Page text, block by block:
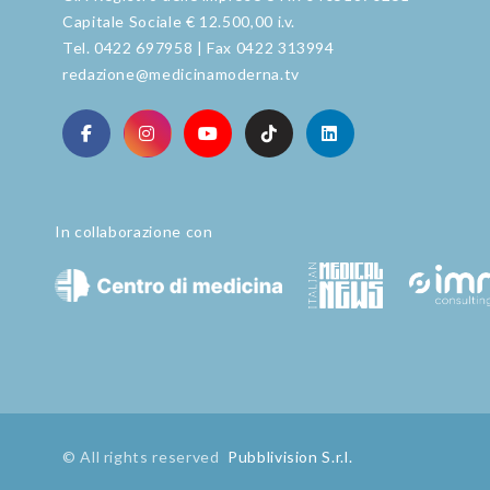
Capitale Sociale € 12.500,00 i.v.
Tel. 0422 697958 | Fax 0422 313994
redazione@medicinamoderna.tv
In collaborazione con
© All rights reserved Pubblivision S.r.l.